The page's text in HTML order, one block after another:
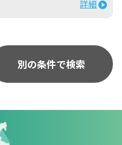
詳細
別の条件で検索